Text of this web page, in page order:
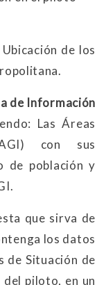
de los
de Información
Las Áreas
con sus
de población y
que sirva de
los datos
de Situación de
del piloto, en un